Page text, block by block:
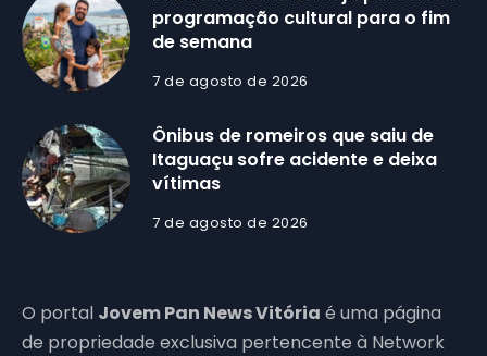
programação cultural para o fim
de semana
7 de agosto de 2026
Ônibus de romeiros que saiu de
Itaguaçu sofre acidente e deixa
vítimas
7 de agosto de 2026
O portal Jovem Pan News Vitória é uma página
de propriedade exclusiva pertencente à Network